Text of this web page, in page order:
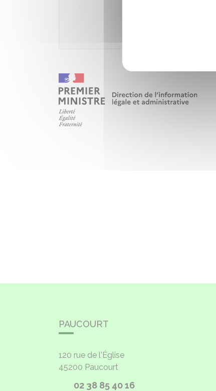
PAUCOURT
120 rue de l'Église
45200 Paucourt
02 38 85 40 16